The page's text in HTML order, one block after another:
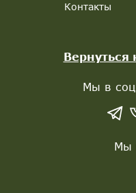
Контакты
Вернуться
Мы в
Мы